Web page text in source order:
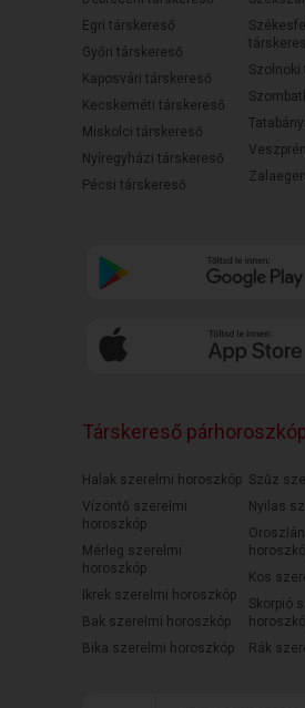
Egri társkereső
Győri társkereső
Kaposvári társkereső
Kecskeméti társkereső
Miskolci társkereső
Nyíregyházi társkereső
Pécsi társkereső
Szolnoki
Társkereső
Halak szerelmi horoszkóp
Vízöntő szerelmi
horoszkóp
Mérleg szerelmi
horoszkóp
Ikrek szerelmi horoszkóp
Bak szerelmi horoszkóp
Bika szerelmi horoszkóp
Szűz
Nyilas
Kos
Skorpió
Rák